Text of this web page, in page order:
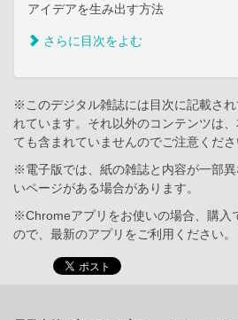
アイデアを生み出す方法
さらに目次をよむ
※このデジタル雑誌には目次に記載さ
れています。それ以外のコンテンツは
ても含まれていませんのでご注意くださ
※電子版では、紙の雑誌と内容が一部
いページがある場合があります。
※Chromeアプリをお使いの場合、購入
ので、最新のアプリをご利用ください。